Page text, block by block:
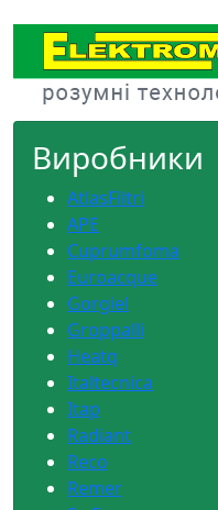
content
Виробники
AtlasFiltri
APE
Cuprumfoma
Euroacque
Gorgiel
Groppalli
Heatq
Italtecnica
Itap
Radiant
Reco
Remer